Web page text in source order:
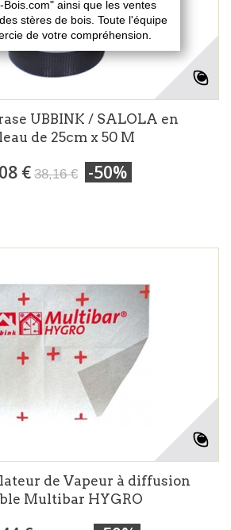
UBBINK / SALOLA en
de 25cm x 50 M
€ 38,16 € -50%
de Vapeur à diffusion
Multibar HYGRO